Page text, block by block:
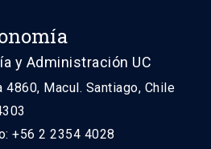
y Administración UC
4860, Macul. Santiago, Chile
+56 2 2354 4028